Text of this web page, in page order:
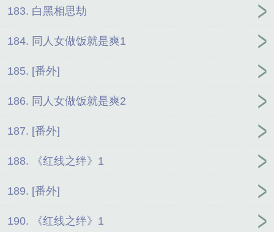
183. 白黑相思劫
184. 同人女做饭就是爽1
185. [番外]
186. 同人女做饭就是爽2
187. [番外]
188. 《红线之绊》1
189. [番外]
190. 《红线之绊》1